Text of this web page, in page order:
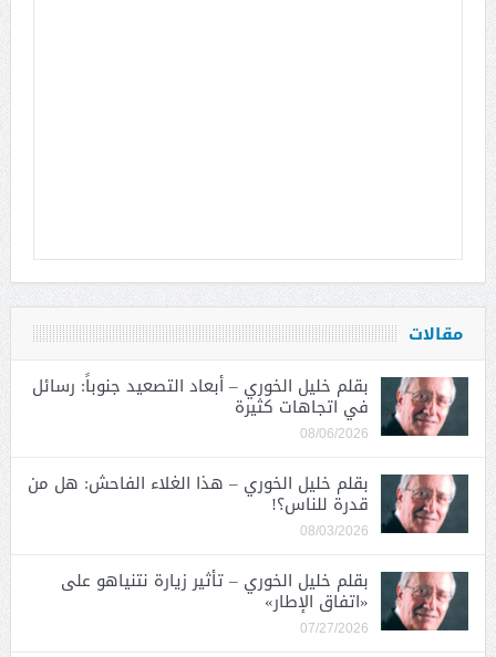
مقالات
بقلم خليل الخوري – أبعاد التصعيد جنوباً: رسائل
في اتجاهات كثيرة
08/06/2026
بقلم خليل الخوري – هذا الغلاء الفاحش: هل من
قدرة للناس؟!
08/03/2026
بقلم خليل الخوري – تأثير زيارة نتنياهو على
«اتفاق الإطار»
07/27/2026